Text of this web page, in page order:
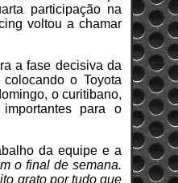
participação na
voltou a chamar
a fase decisiva da
o Toyota
o curitibano,
para o
da equipe e a
o final de semana.
grato por tudo que